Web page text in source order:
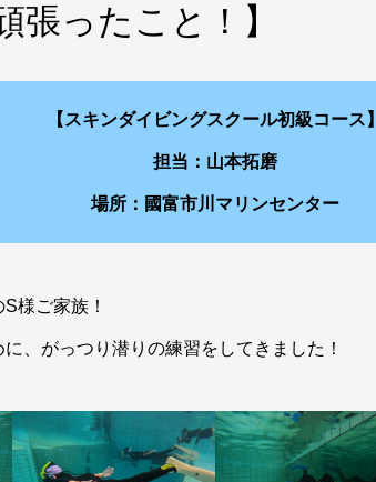
張ったこと！】
【スキンダイビングスクール初級コース】
担当：山本拓磨
場所：國富市川マリンセンター
様ご家族！
、がっつり潜りの練習をしてきました！